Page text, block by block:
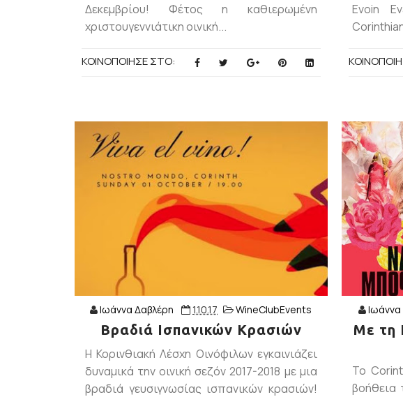
Δεκεμβρίου! Φέτος η καθιερωμένη
χριστουγεννιάτικη οινική...
ΚΟΙΝΟΠΟΙΗΣΕ ΣΤΟ:
Evoin
Ιωάννα Δαβλέρη 1.10.17 WineClubEvents
Βραδιά Ισπανικών Κρασιών
H Koρινθιακή Λέσχη Οινόφιλων εγκαινιάζει
δυναμικά την οινική σεζόν 2017-2018 με μια
βραδιά γευσιγνωσίας ισπανικών κρασιών!
Με τη
Το
βοήθεια